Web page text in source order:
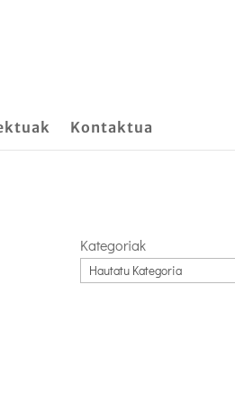
Kontaktua
Kategoriak